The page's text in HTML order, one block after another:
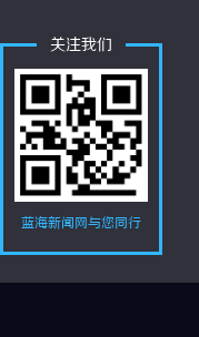
关注我们
蓝海新闻网与您同行